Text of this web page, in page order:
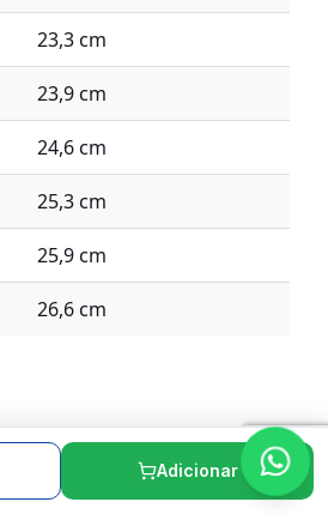
23,3 cm
23,9 cm
24,6 cm
25,3 cm
25,9 cm
26,6 cm
Adicionar